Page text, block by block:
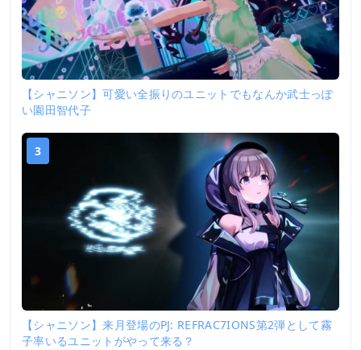
【シャニソン】可愛い全振りのユニットでもなんか武士っぽ
い園田智代子
3
【シャニソン】来月登場のPJ: REFRAC7IONS第2弾として霧
子率いるユニットがやって来る？